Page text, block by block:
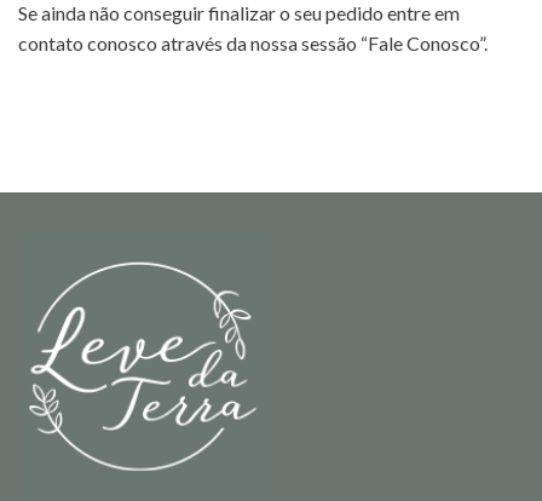
Se ainda não conseguir finalizar o seu pedido entre em
contato conosco através da nossa sessão “Fale Conosco”.